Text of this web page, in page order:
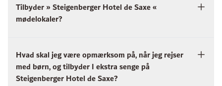
Tilbyder » Steigenberger Hotel de Saxe «
mødelokaler?
Hvad skal jeg være opmærksom på, når jeg rejser
med børn, og tilbyder I ekstra senge på
Steigenberger Hotel de Saxe?